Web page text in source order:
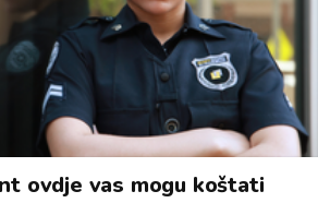
ovdje vas mogu koštati